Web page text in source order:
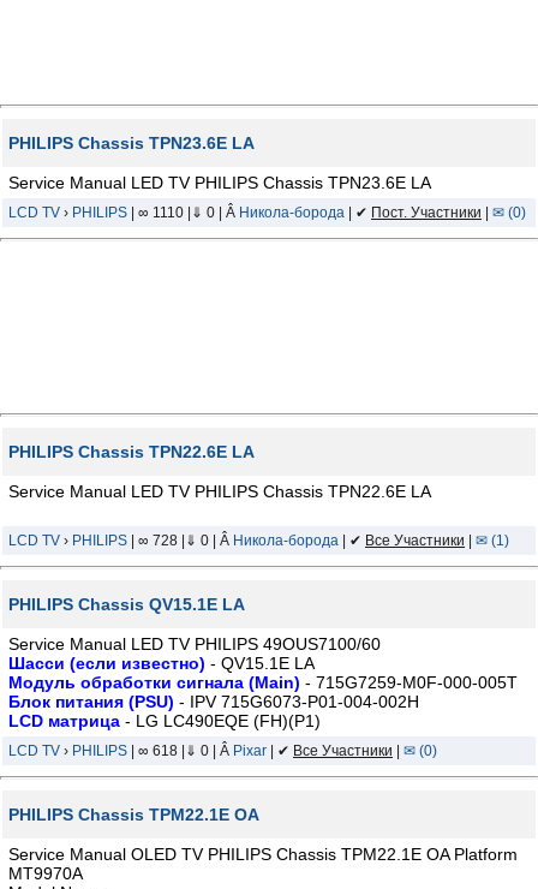
PHILIPS Chassis TPN23.6E LA
Service Manual LED TV PHILIPS Chassis TPN23.6E LA
LCD TV › PHILIPS | ∞ 1110 |⇓ 0 | Â Никола-борода | ✔ Пост. Участники ✉ (0)
PHILIPS Chassis TPN22.6E LA
Service Manual LED TV PHILIPS Chassis TPN22.6E LA
LCD TV › PHILIPS | ∞ 728 |⇓ 0 | Â Никола-борода | ✔ Все Участники ✉ (1)
PHILIPS Chassis QV15.1E LA
Service Manual LED TV PHILIPS 49OUS7100/60
Шасси (если известно) - QV15.1E LA
Модуль обработки сигнала (Main) - 715G7259-M0F-000-005T
Блок питания (PSU) - IPV 715G6073-P01-004-002H
LCD матрица - LG LC490EQE (FH)(P1)
LCD TV › PHILIPS | ∞ 618 |⇓ 0 | Â Pixar | ✔ Все Участники ✉ (0)
PHILIPS Chassis TPM22.1E OA
Service Manual OLED TV PHILIPS Chassis TPM22.1E OA Platform
MT9970A